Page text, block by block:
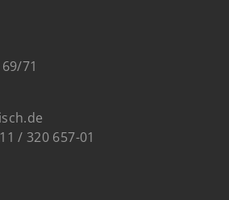
71
/ 320 657-01